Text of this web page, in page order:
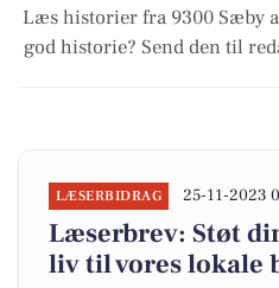
Læs historier fra 9300 Sæby
god historie? Send den til
LÆSERBIDRAG 25-11-2023
Læserbrev: Støt
liv til vores lokale